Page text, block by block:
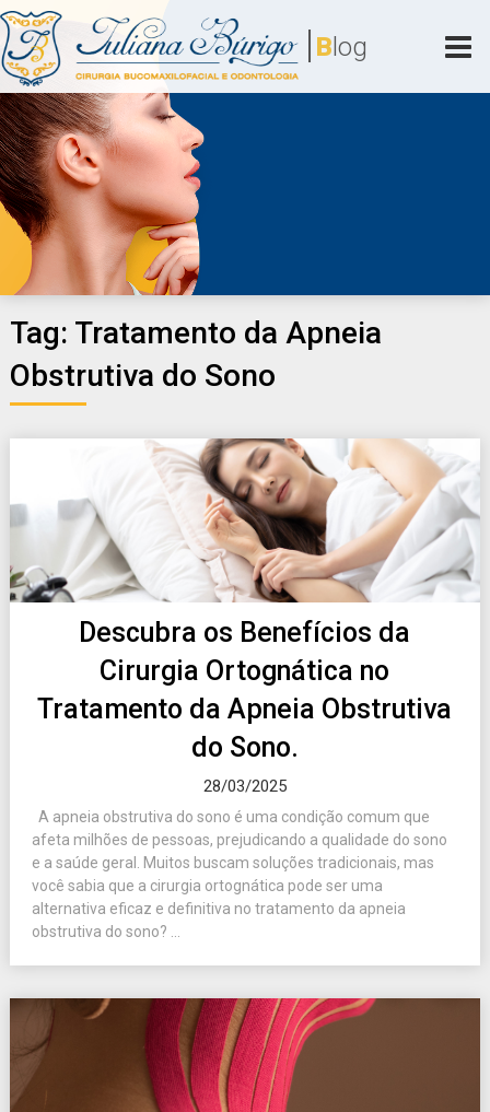
Skip
to
content
| Blog
Juliana Búrigo
Cirurgia Bucomaxilofacial e Odontologia
Tag: Tratamento da Apneia
Obstrutiva do Sono
Descubra os Benefícios da
Cirurgia Ortognática no
Tratamento da Apneia Obstrutiva
do Sono.
28/03/2025
A apneia obstrutiva do sono é uma condição comum que
afeta milhões de pessoas, prejudicando a qualidade do sono
e a saúde geral. Muitos buscam soluções tradicionais, mas
você sabia que a cirurgia ortognática pode ser uma
alternativa eficaz e definitiva no tratamento da apneia
obstrutiva do sono? ...